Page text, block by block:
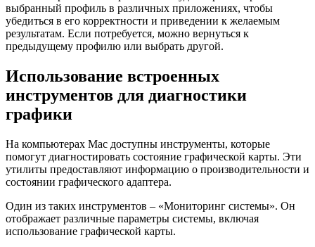
выбранный профиль в различных приложениях, чтобы
убедиться в его корректности и приведении к желаемым
результатам. Если потребуется, можно вернуться к
предыдущему профилю или выбрать другой.
Использование встроенных
инструментов для диагностики
графики
На компьютерах Mac доступны инструменты, которые
помогут диагностировать состояние графической карты. Эти
утилиты предоставляют информацию о производительности и
состоянии графического адаптера.
Один из таких инструментов – «Мониторинг системы». Он
отображает различные параметры системы, включая
использование графической карты.